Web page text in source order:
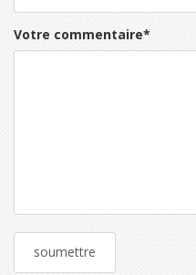
Votre commentaire*